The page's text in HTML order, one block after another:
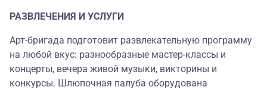
РАЗВЛЕЧЕНИЯ И УСЛУГИ
Арт-бригада подготовит развлекательную программу
на любой вкус: разнообразные мастер-классы и
концерты, вечера живой музыки, викторины и
конкурсы. Шлюпочная палуба оборудована